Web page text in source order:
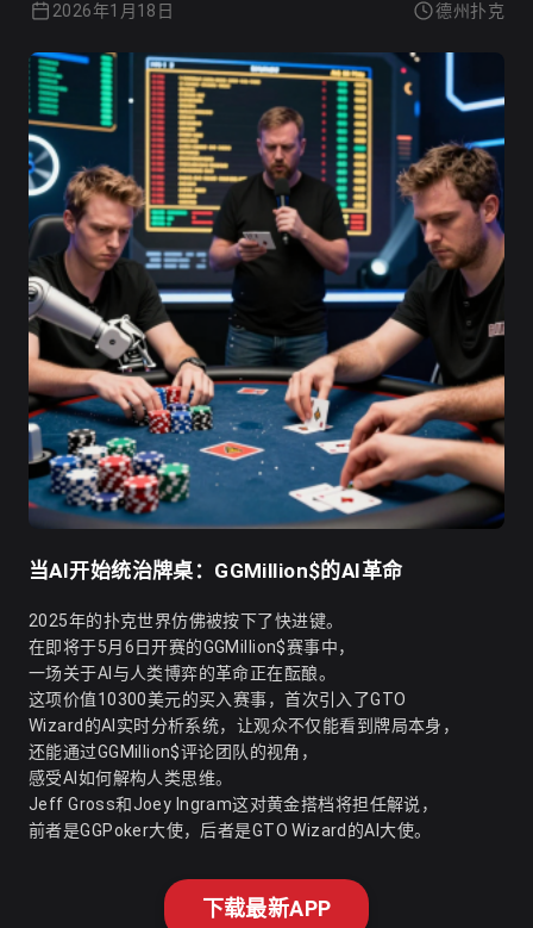
2026年1月18日 德州扑克
当AI开始统治牌桌：GGMillion$的AI革命
2025年的扑克世界仿佛被按下了快进键。
在即将于5月6日开赛的GGMillion$赛事中，
一场关于AI与人类博弈的革命正在酝酿。
这项价值10300美元的买入赛事，首次引入了GTO
Wizard的AI实时分析系统，让观众不仅能看到牌局本身，
还能通过GGMillion$评论团队的视角，
感受AI如何解构人类思维。
Jeff Gross和Joey Ingram这对黄金搭档将担任解说，
前者是GGPoker大使，后者是GTO Wizard的AI大使。
下载最新APP